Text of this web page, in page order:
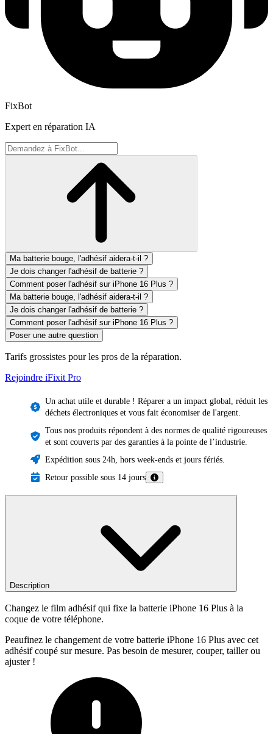
FixBot
Expert en réparation IA
Ma batterie bouge, l'adhésif aidera-t-il ?
Je dois changer l'adhésif de batterie ?
Comment poser l'adhésif sur iPhone 16 Plus ?
Ma batterie bouge, l'adhésif aidera-t-il ?
Je dois changer l'adhésif de batterie ?
Comment poser l'adhésif sur iPhone 16 Plus ?
Poser une autre question
Tarifs grossistes pour les pros de la réparation.
Rejoindre iFixit Pro
Un achat utile et durable ! Réparer a un impact global, réduit les
déchets électroniques et vous fait économiser de l'argent.
Tous nos produits répondent à des normes de qualité rigoureuses
et sont couverts par des garanties à la pointe de l’industrie.
Expédition sous 24h, hors week-ends et jours fériés.
Retour possible sous 14 jours
Description
Changez le film adhésif qui fixe la batterie iPhone 16 Plus à la
coque de votre téléphone.
Peaufinez le changement de votre batterie iPhone 16 Plus avec cet
adhésif coupé sur mesure. Pas besoin de mesurer, couper, tailler ou
ajuster !